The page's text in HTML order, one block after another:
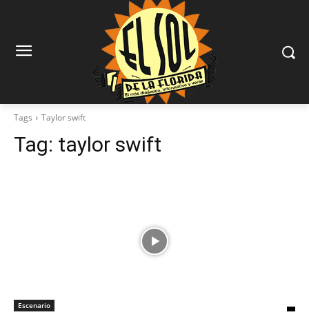
Tags Taylor swift
Tag: taylor swift
Escenario